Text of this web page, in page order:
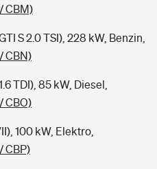
CBM)
S 2.0 TSI), 228 kW, Benzin,
CBN)
TDI), 85 kW, Diesel,
CBO)
100 kW, Elektro,
CBP)